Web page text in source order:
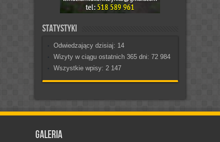
Statystyki
Odwiedzający dzisiaj: 14
Wizyty w ciągu ostatnich 365 dni: 72 984
Wszystkie wpisy: 2 147
Galeria